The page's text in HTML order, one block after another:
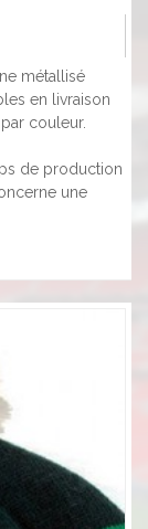
métallisé
en livraison
couleur.
de production
une